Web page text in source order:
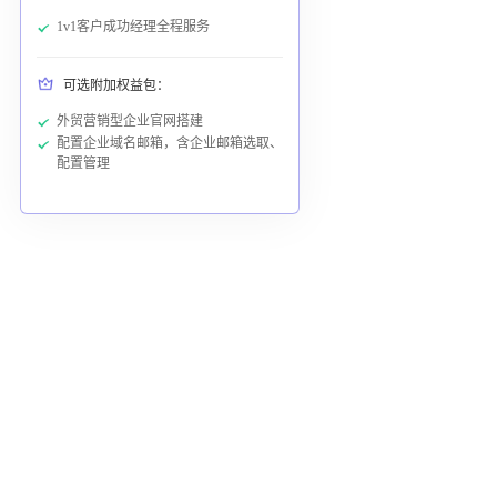
1v1客户成功经理全程服务
可选附加权益包：
外贸营销型企业官网搭建
配置企业域名邮箱，含企业邮箱选取、
配置管理